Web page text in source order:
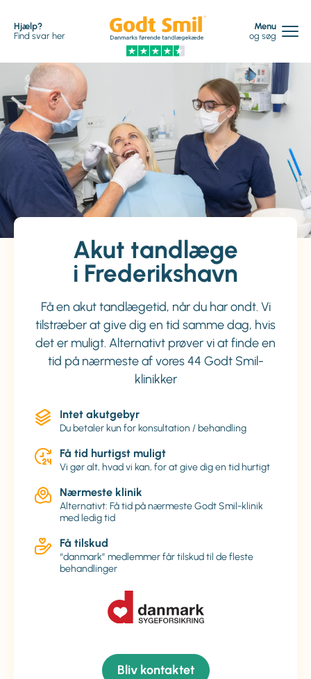
Hjælp?
Find svar her
Menu
og søg
Akut tandlæge
i Frederikshavn
Få en akut tandlægetid, når du har ondt. Vi
tilstræber at give dig en tid samme dag, hvis
det er muligt. Alternativt prøver vi at finde en
tid på nærmeste af vores 44 Godt Smil-
klinikker
Intet akutgebyr
Du betaler kun for konsultation / behandling
Få tid hurtigst muligt
Vi gør alt, hvad vi kan, for at give dig en tid hurtigt
Nærmeste klinik
Alternativt: Få tid på nærmeste Godt Smil-klinik
med ledig tid
Få tilskud
“danmark” medlemmer får tilskud til de fleste
behandlinger
Bliv kontaktet